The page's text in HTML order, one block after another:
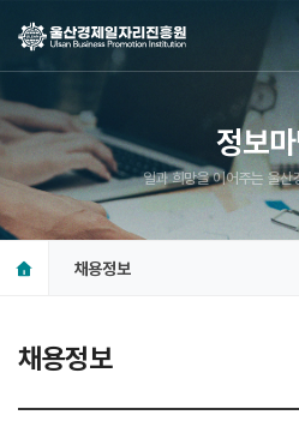
정보
일과 희망을 이어주는 울산
채용정보
채용정보